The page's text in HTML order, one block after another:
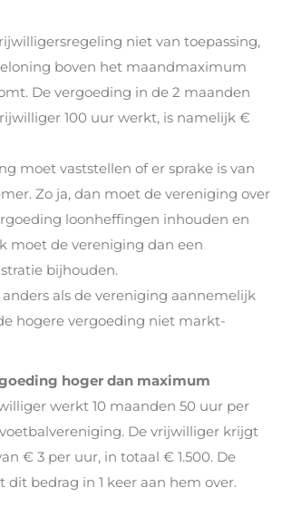
niet van toepassing,
boven het maandmaximum
De vergoeding in de 2 maanden
100 uur werkt, is namelijk €
moet vaststellen of er sprake is van
Zo ja, dan moet de vereniging over
loonheffingen inhouden en
moet de vereniging dan een
bijhouden.
anders als de vereniging aannemelijk
hogere vergoeding niet markt-
hoger dan maximum
werkt 10 maanden 50 uur per
De vrijwilliger krijgt
€ 3 per uur, in totaal € 1.500. De
bedrag in 1 keer aan hem over.